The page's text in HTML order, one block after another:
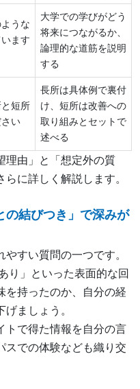
うな
ます
大学での学びがどう
将来につながるか、
論理的な道筋を説明
する
短所
い
長所は具体例で裏付
け、短所は改善への
取り組みとセットで
述べる
理由」と「想定外の質
に詳しく解説します。
の結びつき」で深みが
すい質問の一つです。
り」といった表面的な回
を持ったのか、自分の経
ましょう。
トで得た情報を自分の言
スでの体験なども織り交